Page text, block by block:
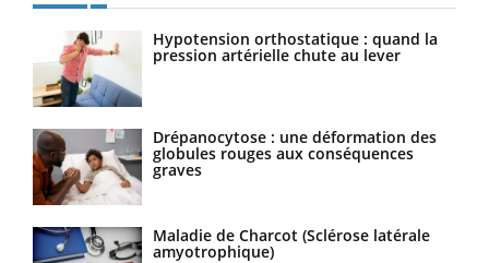
Hypotension orthostatique : quand la
pression artérielle chute au lever
Drépanocytose : une déformation des
globules rouges aux conséquences
graves
Maladie de Charcot (Sclérose latérale
amyotrophique)